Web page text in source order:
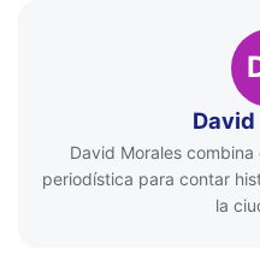
David Morales
periodística para contar
la